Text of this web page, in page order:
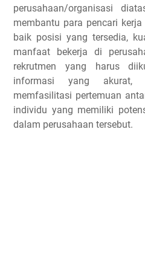
perusahaan/organisasi
membantu para pencari
baik posisi yang tersedia,
manfaat bekerja di
rekrutmen yang harus
informasi yang akurat,
memfasilitasi pertemuan
individu yang memiliki
dalam perusahaan tersebut.